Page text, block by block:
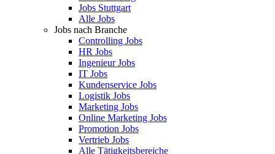
Jobs Stuttgart
Alle Jobs
Jobs nach Branche
Controlling Jobs
HR Jobs
Ingenieur Jobs
IT Jobs
Kundenservice Jobs
Logistik Jobs
Marketing Jobs
Online Marketing Jobs
Promotion Jobs
Vertrieb Jobs
Alle Tätigkeitsbereiche